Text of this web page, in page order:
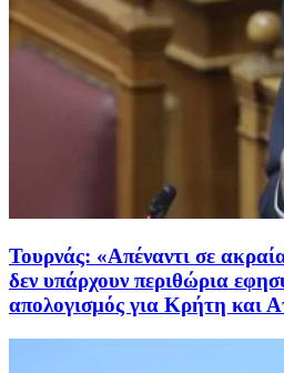
Τουρνάς: «Απέναντι σε
δεν υπάρχουν περιθώρια
απολογισμός για Κρήτη και